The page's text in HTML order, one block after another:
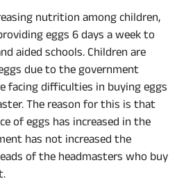
nutrition among children,
eggs 6 days a week to
aided schools. Children are
due to the government
facing difficulties in buying eggs
The reason for this is that
of eggs has increased in the
has not increased the
of the headmasters who buy